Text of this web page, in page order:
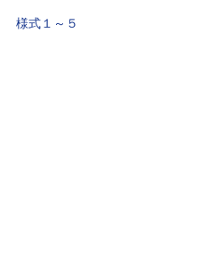
様式１～５